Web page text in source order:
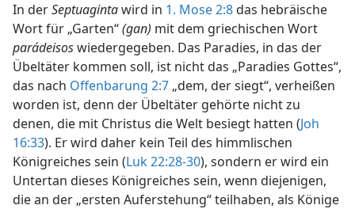
In derSeptuagintawird in 1. Mose 2:8das hebräische
Wort für „Garten“(gan) mit dem griechischen Wort
parádeisoswiedergegeben. Das Paradies, in das der
Übeltäter kommen soll, ist nicht das „Paradies Gottes“,
das nach Offenbarung 2:7 „dem, der siegt“, verheißen
worden ist, denn der Übeltäter gehörte nicht zu
denen, die mit Christus die Welt besiegt hatten (Joh
16:33). Er wird daher kein Teil des himmlischen
Königreiches sein (Luk 22:28-30), sondern er wird ein
Untertan dieses Königreiches sein, wenn diejenigen,
die an der „ersten Auferstehung“ teilhaben, als Könige